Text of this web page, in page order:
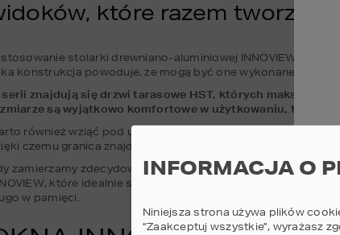
które razem tworzą
stolarki drewniano-aluminiowej INNOVIEW
konstrukcja powoduje, że mogą być one wykonane nawet
serii znajdują się drzwi tarasowe HST, których
są wyjątkowo komfortowe w użytkowaniu, tworząc
również wziąć pod uwagę drzwi tarasowe HST Sky.
czemu granica znajdująca się pomiędzy budynkiem a
zamierzamy zdecydować się na budowę domu w
które idealnie się dopełniają, by zapewnić
w pamięci.
INFORMACJA O
Niniejsza strona używa plików
“Zaakceptuj wszystkie”, wyrażasz